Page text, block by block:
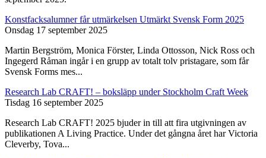
Konstfacksalumner får utmärkelsen Utmärkt Svensk Form 2025
Onsdag 17 september 2025
Martin Bergström, Monica Förster, Linda Ottosson, Nick Ross och
Ingegerd Råman ingår i en grupp av totalt tolv pristagare, som får
Svensk Forms mes...
Research Lab CRAFT! – boksläpp under Stockholm Craft Week
Tisdag 16 september 2025
Research Lab CRAFT! 2025 bjuder in till att fira utgivningen av
publikationen A Living Practice. Under det gångna året har Victoria
Cleverby, Tova...